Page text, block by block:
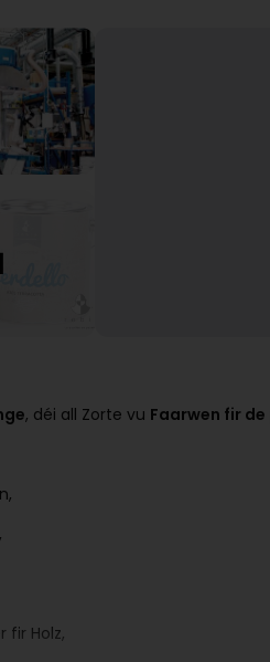
, déi all Zorte vu Faarwen fir
fir Holz,